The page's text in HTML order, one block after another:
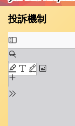
投訴機制